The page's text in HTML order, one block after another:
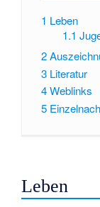
1 Leben
1.1
2
3 Literatur
4Weblinks
5
Leben